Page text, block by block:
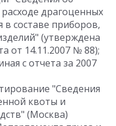
драгоценных
составе приборов,
(утверждена
от 14.11.2007 № 88);
с отчета за 2007
"Сведения
квоты и
(Москва)